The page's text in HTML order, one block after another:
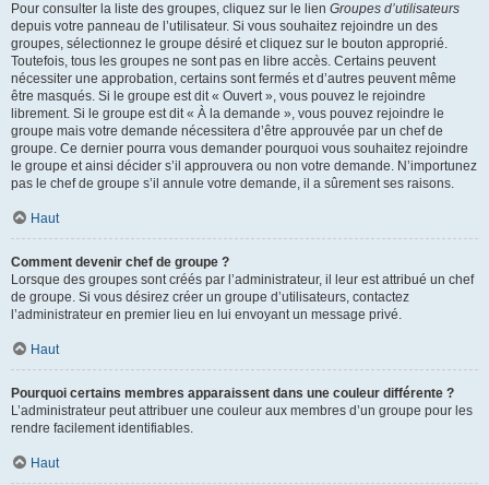
Pour consulter la liste des groupes, cliquez sur le lien Groupes d’utilisateurs
depuis votre panneau de l’utilisateur. Si vous souhaitez rejoindre un des
groupes, sélectionnez le groupe désiré et cliquez sur le bouton approprié.
Toutefois, tous les groupes ne sont pas en libre accès. Certains peuvent
nécessiter une approbation, certains sont fermés et d’autres peuvent même
être masqués. Si le groupe est dit « Ouvert », vous pouvez le rejoindre
librement. Si le groupe est dit « À la demande », vous pouvez rejoindre le
groupe mais votre demande nécessitera d’être approuvée par un chef de
groupe. Ce dernier pourra vous demander pourquoi vous souhaitez rejoindre
le groupe et ainsi décider s’il approuvera ou non votre demande. N’importunez
pas le chef de groupe s’il annule votre demande, il a sûrement ses raisons.
Haut
Comment devenir chef de groupe ?
Lorsque des groupes sont créés par l’administrateur, il leur est attribué un chef
de groupe. Si vous désirez créer un groupe d’utilisateurs, contactez
l’administrateur en premier lieu en lui envoyant un message privé.
Haut
Pourquoi certains membres apparaissent dans une couleur différente ?
L’administrateur peut attribuer une couleur aux membres d’un groupe pour les
rendre facilement identifiables.
Haut